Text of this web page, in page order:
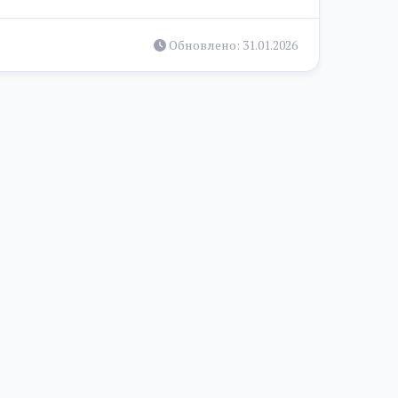
Обновлено: 31.01.2026